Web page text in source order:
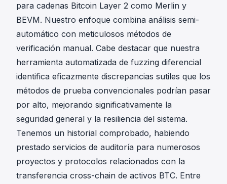
para cadenas Bitcoin Layer 2 como Merlin y
BEVM. Nuestro enfoque combina análisis semi-
automático con meticulosos métodos de
verificación manual. Cabe destacar que nuestra
herramienta automatizada de fuzzing diferencial
identifica eficazmente discrepancias sutiles que los
métodos de prueba convencionales podrían pasar
por alto, mejorando significativamente la
seguridad general y la resiliencia del sistema.
Tenemos un historial comprobado, habiendo
prestado servicios de auditoría para numerosos
proyectos y protocolos relacionados con la
transferencia cross-chain de activos BTC. Entre